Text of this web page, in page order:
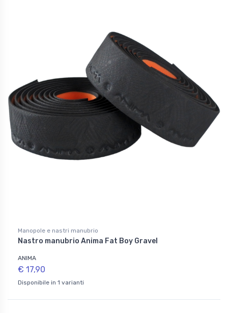
Manopole e nastri manubrio
Nastro manubrio Anima Fat Boy Gravel
ANIMA
€ 17,90
Disponibile in 1 varianti